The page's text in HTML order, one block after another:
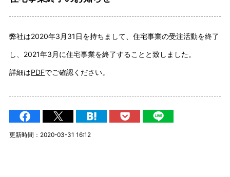
弊社は2020年3月31日を持ちまして、住宅事業の受注活動を終了
し、2021年3月に住宅事業を終了することと致しました。
詳細はPDFでご確認ください。
更新時間：2020-03-31 16:12